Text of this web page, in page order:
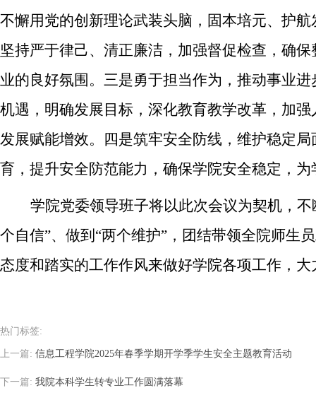
不懈用党的创新理论武装头脑，固本培元、护航
坚持严于律己、清正廉洁， 加强督促检查，确保
业的良好氛围。 三是勇于担当作为，推动事业
机遇，明确发展目标，深化教育教学改革，加
发展赋能增效。四是筑牢安全防线，维护稳定
育，提升安全防范能力，确保学院安全稳定，
学院党委领导班子将以此次会议为契机，
个自信”、做到“两个维护”，团结带领全院师生
态度和踏实的工作作风来做好学院各项工作，
热门标签:
上一篇: 信息工程学院2025年春季学期开学季学生安全主题教育活动
下一篇: 我院本科学生转专业工作圆满落幕